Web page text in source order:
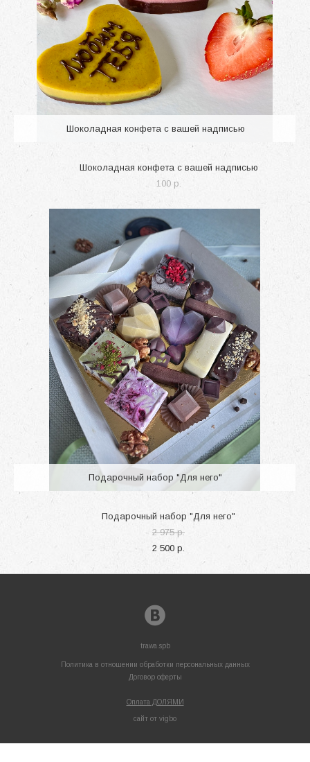
Шоколадная конфета с вашей надписью
Шоколадная конфета с вашей надписью
100 p.
Подарочный набор "Для него"
Подарочный набор "Для него"
2 975 p.
2 500 p.
trawa.spb
Политика в отношении обработки персональных данных
Договор оферты
Оплата ДОЛЯМИ
сайт от vigbo